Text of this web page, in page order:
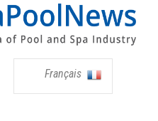
Français